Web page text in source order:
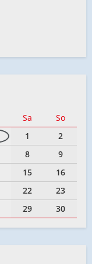
Sa
So
1
2
8
9
15
16
22
23
29 30